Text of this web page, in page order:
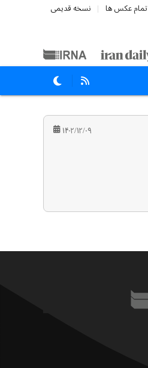
تمام عکس ها نسخه قدیمی
۱۴۰۲/۱۲/۰۹